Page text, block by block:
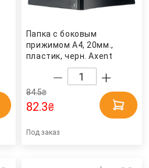
Папка с боковым
прижимом А4, 20мм.,
пластик, черн. Axent
84.5₴
82.3₴
Под заказ